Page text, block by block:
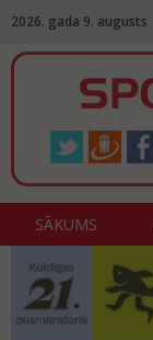
2026. gada 9. augusts
SĀKUMS